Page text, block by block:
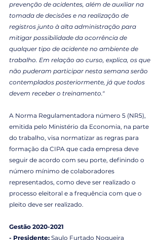
prevenção de acidentes, além de auxiliar na
tomada de decisões e na realização de
registros junto à alta administração para
mitigar possibilidade da ocorrência de
qualquer tipo de acidente no ambiente de
trabalho. Em relação ao curso, explica, os que
não puderam participar nesta semana serão
contemplados posteriormente, já que todos
devem receber o treinamento."
A Norma Regulamentadora número 5 (NR5),
emitida pelo Ministério da Economia, na parte
do trabalho, visa normatizar as regras para
formação da CIPA que cada empresa deve
seguir de acordo com seu porte, definindo o
número mínimo de colaboradores
representados, como deve ser realizado o
processo eleitoral e a frequência com que o
pleito deve ser realizado.
Gestão 2020-2021
- Presidente: Saulo Furtado Nogueira